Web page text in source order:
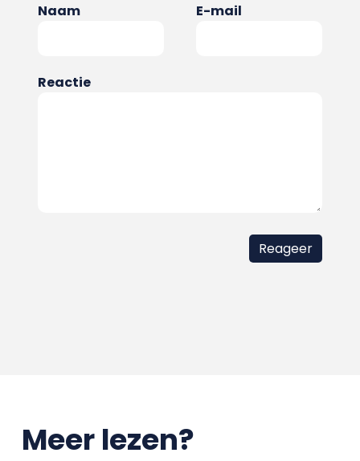
Naam E-mail
Reactie
Meer lezen?